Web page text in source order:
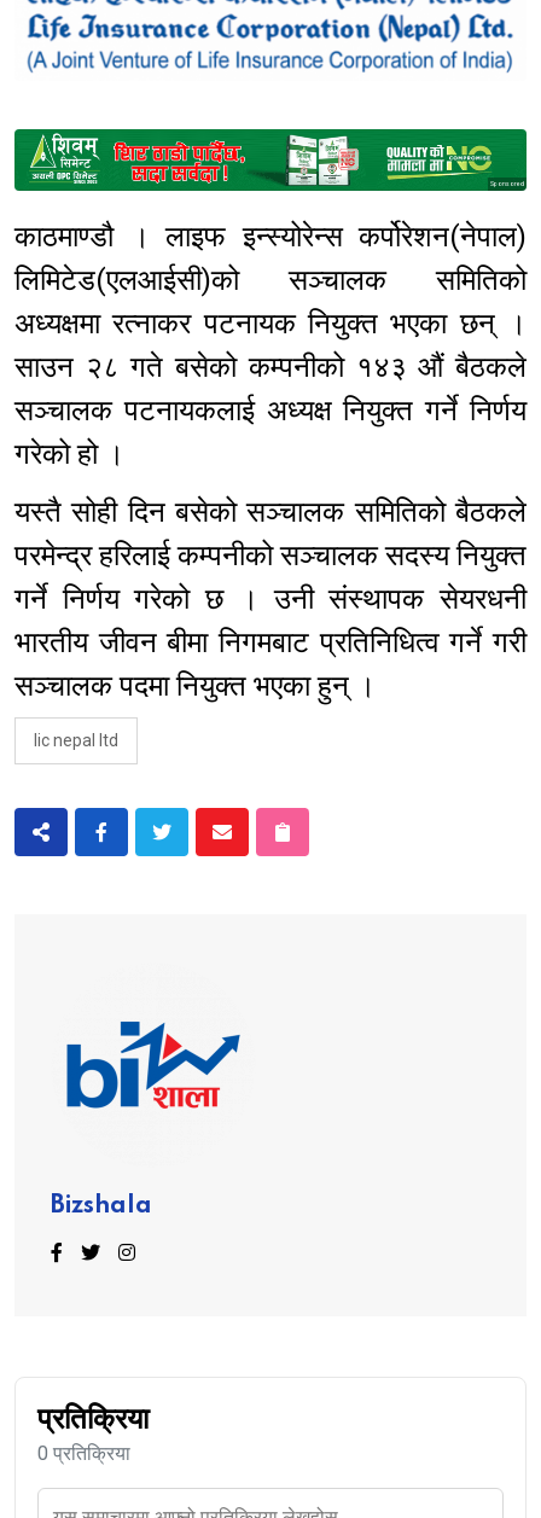
Sponsored
काठमाण्डौ । लाइफ इन्स्योरेन्स कर्पोरेशन(नेपाल)
लिमिटेड(एलआईसी)को सञ्चालक समितिको
अध्यक्षमा रत्नाकर पटनायक नियुक्त भएका छन् ।
साउन २८ गते बसेको कम्पनीको १४३ औं बैठकले
सञ्चालक पटनायकलाई अध्यक्ष नियुक्त गर्ने निर्णय
गरेको हो ।
यस्तै सोही दिन बसेको सञ्चालक समितिको बैठकले
परमेन्द्र हरिलाई कम्पनीको सञ्चालक सदस्य नियुक्त
गर्ने निर्णय गरेको छ । उनी संस्थापक सेयरधनी
भारतीय जीवन बीमा निगमबाट प्रतिनिधित्व गर्ने गरी
सञ्चालक पदमा नियुक्त भएका हुन् ।
lic nepal ltd
Bizshala
प्रतिक्रिया
0 प्रतिक्रिया